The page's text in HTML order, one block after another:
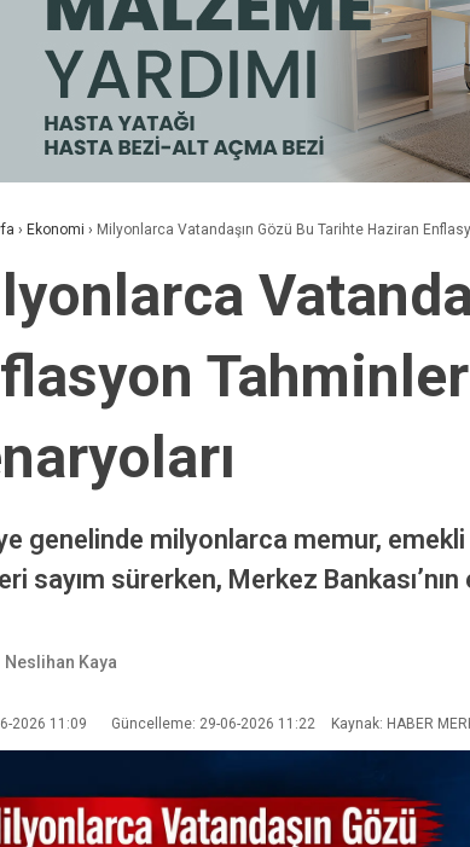
› Ekonomi › Milyonlarca Vatandaşın Gözü Bu Tarihte Haziran
genelinde milyonlarca memur,
sayım sürerken, Merkez
Neslihan Kaya
2026 11:09 Güncelleme: 29-06-2026 11:22 Kaynak: HABER